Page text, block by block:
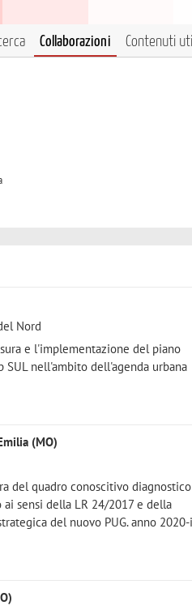
Collaborazioni Contenuti
Nord
e l'implementazione del piano
SUL nell'ambito dell'agenda urbana
(MO)
del quadro conoscitivo diagnostico
sensi della LR 24/2017 e della
del nuovo PUG. anno